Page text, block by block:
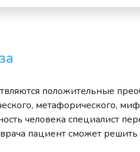
положительные
метафорического,
человека специалист
пациент сможет